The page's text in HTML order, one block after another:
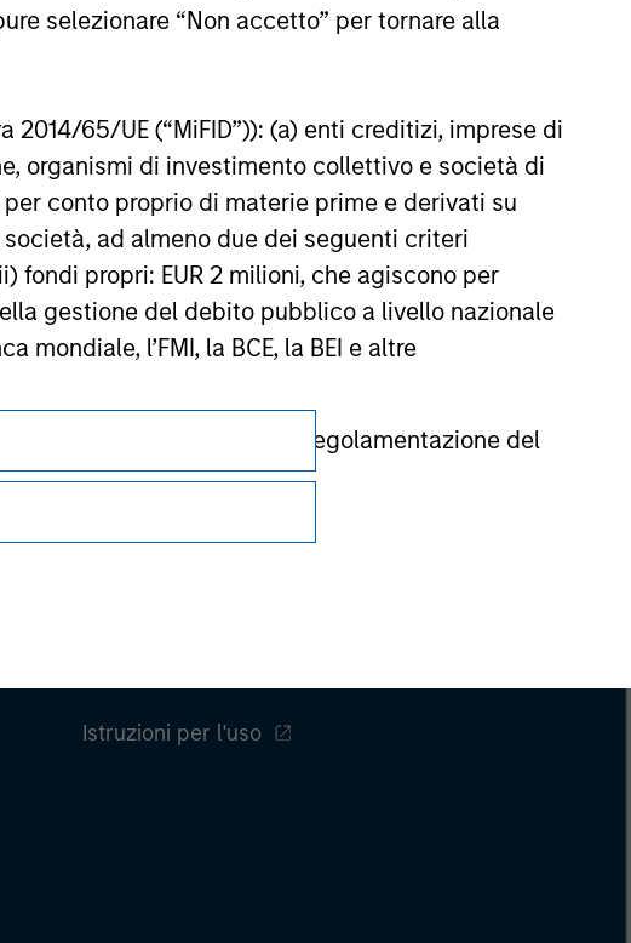
selezionare “Non accetto” per tornare alla
65/UE (“MiFID”)): (a) enti creditizi, imprese di
organismi di investimento collettivo e società di
conto proprio di materie prime e derivati su
ad almeno due dei seguenti criteri
fondi propri: EUR 2 milioni, che agiscono per
gestione del debito pubblico a livello nazionale
l’FMI, la BCE, la BEI e altre
fornita dall’autorità di regolamentazione del
not constitute and should not be construed as an
jurisdiction in which such offer or solicitation,
risk considerations.
Istruzioni per l'uso